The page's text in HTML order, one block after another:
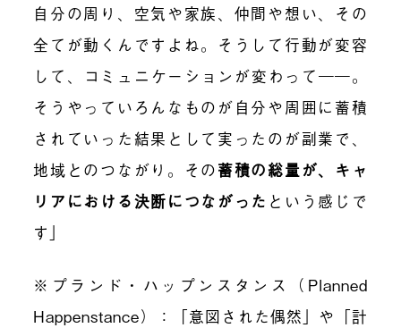
自分の周り、空気や家族、仲間や想い、その
全てが動くんですよね。そうして行動が変容
して、コミュニケーションが変わって――。
そうやっていろんなものが自分や周囲に蓄積
されていった結果として実ったのが副業で、
地域とのつながり。その蓄積の総量が、キャ
リアにおける決断につながった という感じで
す」
※プランド・ハップンスタンス（Planned
Happenstance）：「意図された偶然」や「計